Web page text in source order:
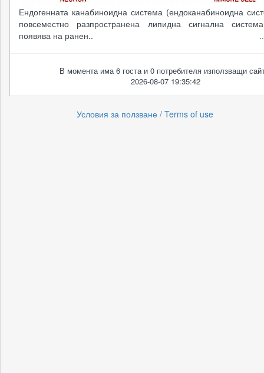
Ендогенната канабиноидна система (ендоканабиноидна
повсеместно разпространена липидна сигнална
появява на ранен..
В момента има 6 госта и 0 потребителя използващи
2026-08-07 19:35:42
Условия за ползване / Terms of use